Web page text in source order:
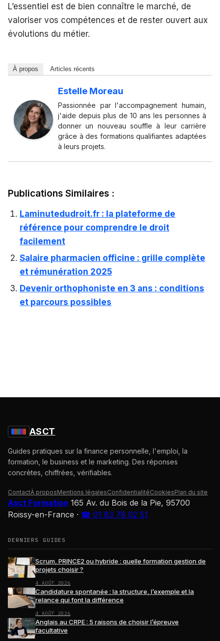
L’essentiel est de bien connaître le marché, de
valoriser vos compétences et de rester ouvert aux
évolutions du métier.
À propos Articles récents
Estelle Moreau
Passionnée par l'accompagnement humain,
j'aide depuis plus de 10 ans les personnes à
donner un nouveau souffle à leur carrière
grâce à des formations qualifiantes adaptées
à leurs projets.
Publications Similaires :
Laminutedudroit.fr : la plateforme de
référence pour comprendre le droit
facilement
Salaire pharmacien officine : grille complète
et rémunération 2025
Devenir orthophoniste en 3 ans : conditions
et parcours possibles
ASCT
Guides pratiques sur la finance personnelle, l'emploi, la
formation, le business et le marketing. Des réponses
concrètes, chiffrées, vérifiables.
ContactÀ proposMentions légalesConfidentialitéCookiesPlan du site
Asct Formation 165 Av. du Bois de la Pie, 95700
Roissy-en-France · ☎ 01 83 78 02 51
DERNIERS GUIDES
Scrum, PRINCE2 ou hybride : quelle formation gestion de
projets choisir ?
4 AOÛT 2026
Candidature spontanée : la structure, l’exemple et la
relance qui font la différence
4 AOÛT 2026
Anglais au CRPE : 5 raisons de choisir l’épreuve
facultative